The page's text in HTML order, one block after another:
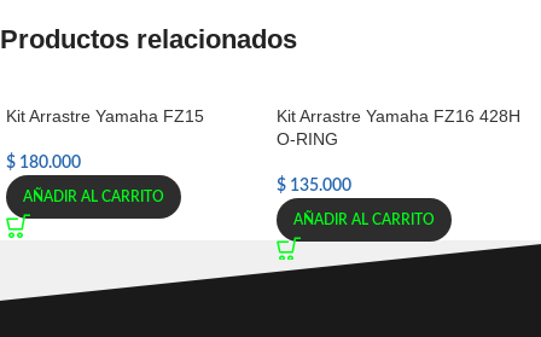
Productos relacionados
Kit Arrastre Yamaha FZ15
$ 180.000
AÑADIR AL CARRITO
Kit Arrastre Yamaha FZ16 428H
O-RING
$ 135.000
AÑADIR AL CARRITO